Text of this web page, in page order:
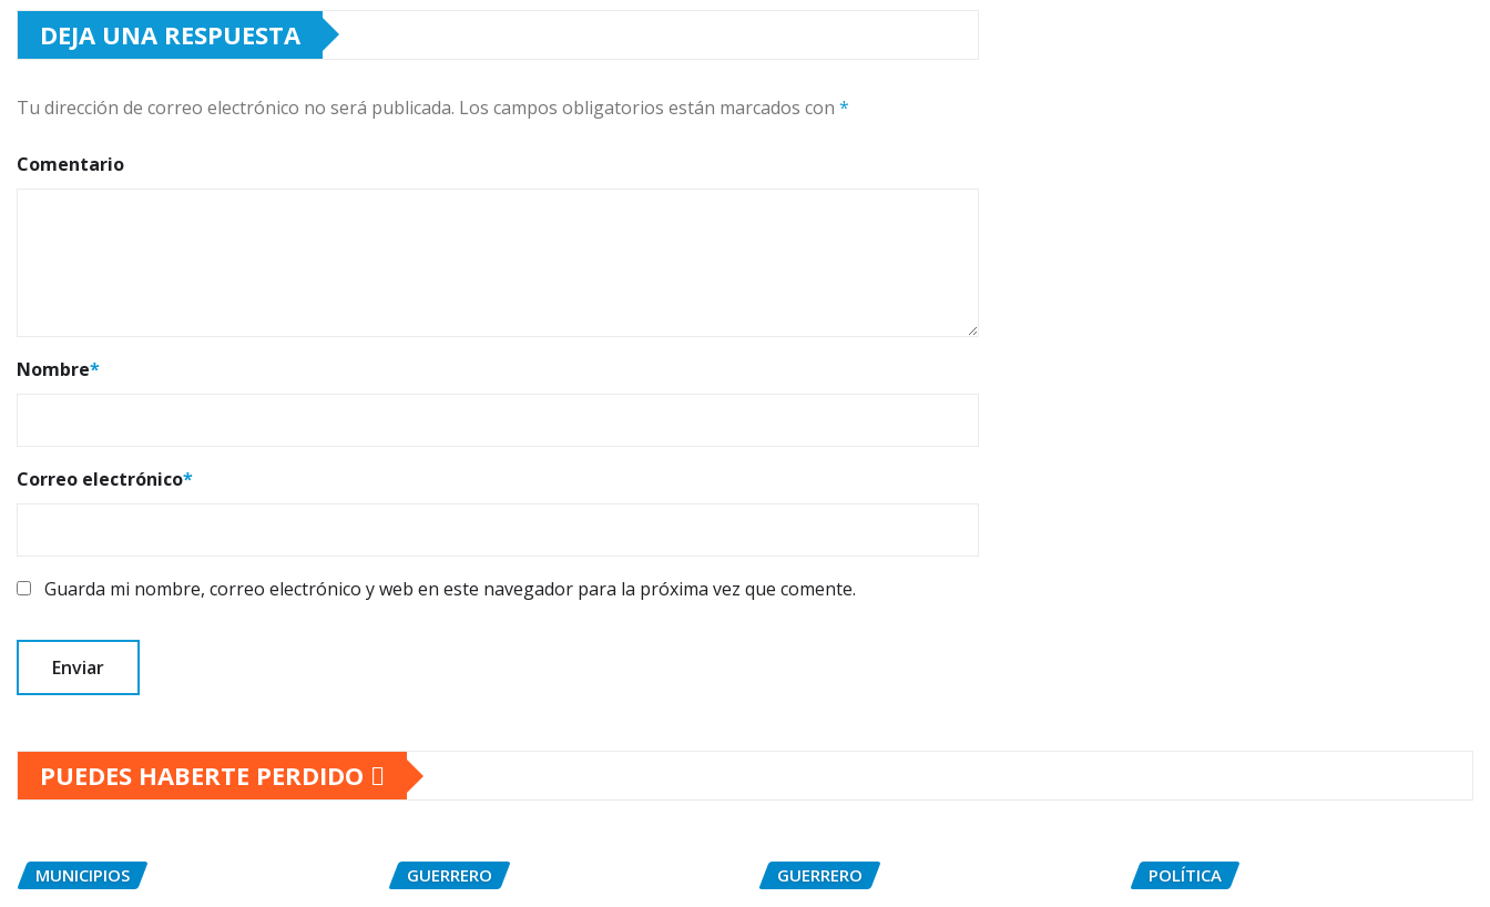
DEJA UNA RESPUESTA
Tu dirección de correo electrónico no será publicada. Los campos obligatorios están marcados con *
Comentario
Nombre*
Correo electrónico*
Guarda mi nombre, correo electrónico y web en este navegador para la próxima vez que comente.
PUEDES HABERTE PERDIDO
MUNICIPIOS GUERRERO GUERRERO POLÍTICA